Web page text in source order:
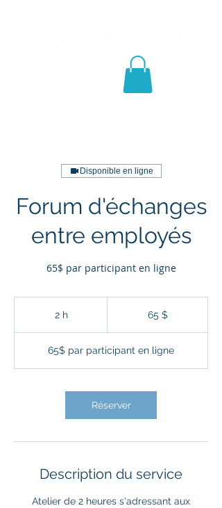
Disponible en ligne
Forum d'échanges
entre employés
65$ par participant en ligne
2 h2
65 $
65$ par participant en ligne
Réserver
Description du service
Atelier de 2 heures s'adressant aux